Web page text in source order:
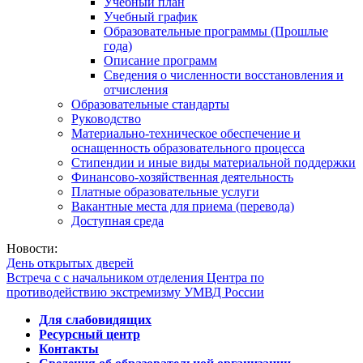
Учебный график
Образовательные программы (Прошлые
года)
Описание программ
Сведения о численности восстановления и
отчисления
Образовательные стандарты
Руководство
Материально-техническое обеспечение и
оснащенность образовательного процесса
Стипендии и иные виды материальной поддержки
Финансово-хозяйственная деятельность
Платные образовательные услуги
Вакантные места для приема (перевода)
Доступная среда
Новости:
День открытых дверей
Встреча с с начальником отделения Центра по
противодействию экстремизму УМВД России
Для слабовидящих
Ресурсный центр
Контакты